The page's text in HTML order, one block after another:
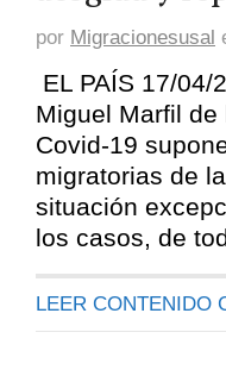
por Migracionesusal
EL PAÍS 17/
Miguel Marfil
Covid-19
migratorias de
situación
los casos, de
LEER CONTENIDO